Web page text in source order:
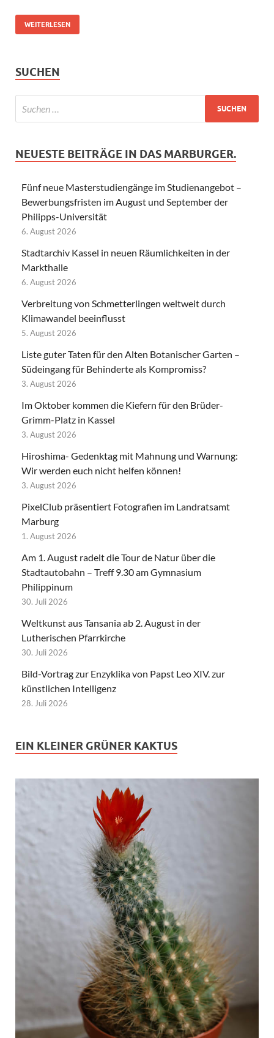
WEITERLESEN
SUCHEN
NEUESTE BEITRÄGE IN DAS MARBURGER.
Fünf neue Masterstudiengänge im Studienangebot –
Bewerbungsfristen im August und September der
Philipps-Universität
6. August 2026
Stadtarchiv Kassel in neuen Räumlichkeiten in der
Markthalle
6. August 2026
Verbreitung von Schmetterlingen weltweit durch
Klimawandel beeinflusst
5. August 2026
Liste guter Taten für den Alten Botanischer Garten –
Südeingang für Behinderte als Kompromiss?
3. August 2026
Im Oktober kommen die Kiefern für den Brüder-
Grimm-Platz in Kassel
3. August 2026
Hiroshima- Gedenktag mit Mahnung und Warnung:
Wir werden euch nicht helfen können!
3. August 2026
PixelClub präsentiert Fotografien im Landratsamt
Marburg
1. August 2026
Am 1. August radelt die Tour de Natur über die
Stadtautobahn – Treff 9.30 am Gymnasium
Philippinum
30. Juli 2026
Weltkunst aus Tansania ab 2. August in der
Lutherischen Pfarrkirche
30. Juli 2026
Bild-Vortrag zur Enzyklika von Papst Leo XIV. zur
künstlichen Intelligenz
28. Juli 2026
EIN KLEINER GRÜNER KAKTUS